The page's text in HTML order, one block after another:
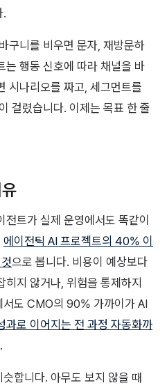
.
구니를 비우면 문자, 재방문하
는 행동 신호에 따라 채널을 바
시나리오를 짜고, 세그먼트를
걸렸습니다. 이제는 목표 한 줄
트가 실제 운영에서도 똑같이
에이전틱 AI 프로젝트의 40% 이
으로 봅니다. 비용이 예상보다
히지 않거나, 위험을 통제하지
서도 CMO의 90% 가까이가 AI
과로 이어지는 전 과정 자동화까
.
합니다. 아무도 보지 않을 때